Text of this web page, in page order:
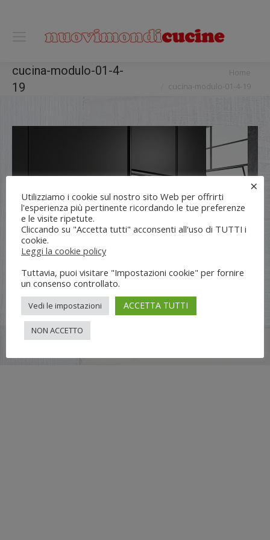
cucina-modulo-01-4-
19
Home
cucina-modulo-01-4-19
Flli UNIA s.n.c. | Lungo Dora Voghera 28/d Torino (10122) |
Utilizziamo i cookie sul nostro sito Web per offrirti
l'esperienza più pertinente ricordando le tue preferenze
e le visite ripetute.
Cliccando su "Accetta tutti" acconsenti all'uso di TUTTI i
cookie.
Leggi la cookie policy
×
Tuttavia, puoi visitare "Impostazioni cookie" per fornire
un consenso controllato.
Vedi le impostazioni ACCETTA TUTTI
NON ACCETTO